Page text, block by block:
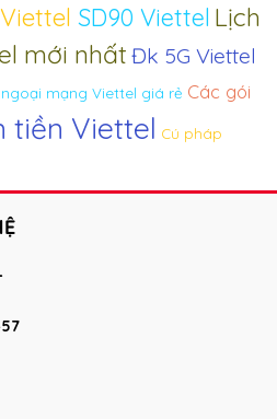
SD90 Viettel Lịch
mới nhất Đk 5G Viettel
ngoại mạng Viettel giá rẻ Các gói
tiền Viettel Cú pháp